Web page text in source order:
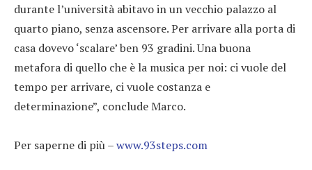
durante l’università abitavo in un vecchio palazzo al
quarto piano, senza ascensore. Per arrivare alla porta di
casa dovevo ‘scalare’ ben 93 gradini. Una buona
metafora di quello che è la musica per noi: ci vuole del
tempo per arrivare, ci vuole costanza e
determinazione”, conclude Marco.
Per saperne di più –www.93steps.com